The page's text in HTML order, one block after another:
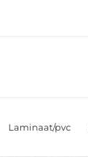
Laminaat/pvc